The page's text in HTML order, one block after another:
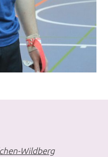
Wildberg